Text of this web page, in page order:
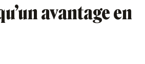
avantage en